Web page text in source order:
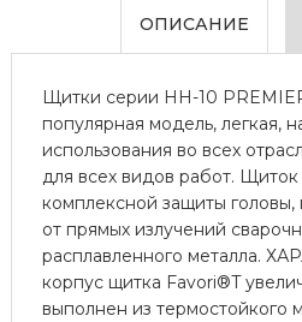
ОПИСАНИЕ
Щитки серии НН-10
популярная модель, легкая,
использования во всех
для всех видов работ.
комплексной защиты головы,
от прямых излучений
расплавленного металла.
корпус щитка Favori®T
выполнен из термостойкого